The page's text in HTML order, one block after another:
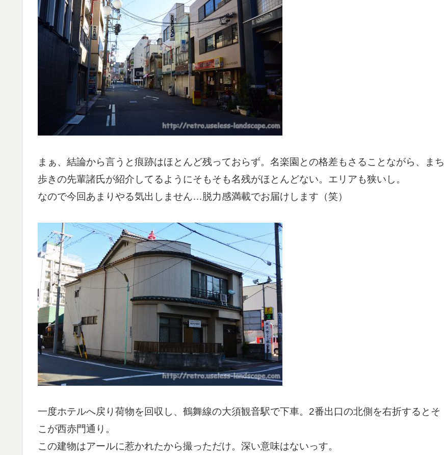
まぁ、結論から言うと痕跡はほとんど残っておらず。名楽園との格差もさることながら、まち
歩きの先輩諸氏が紹介してるようにそもそも名残がほとんどない。エリアも狭いし。
なので今回あまりやる気出しません…脱力感満載でお届けします（笑）
一度ホテルへ戻り荷物を回収し、鶴舞線の大須観音駅で下車。2番出口の北側を右折するとそ
こが西赤門通り。
この建物はアールに惹かれたから撮っただけ。深い意味はないっす。